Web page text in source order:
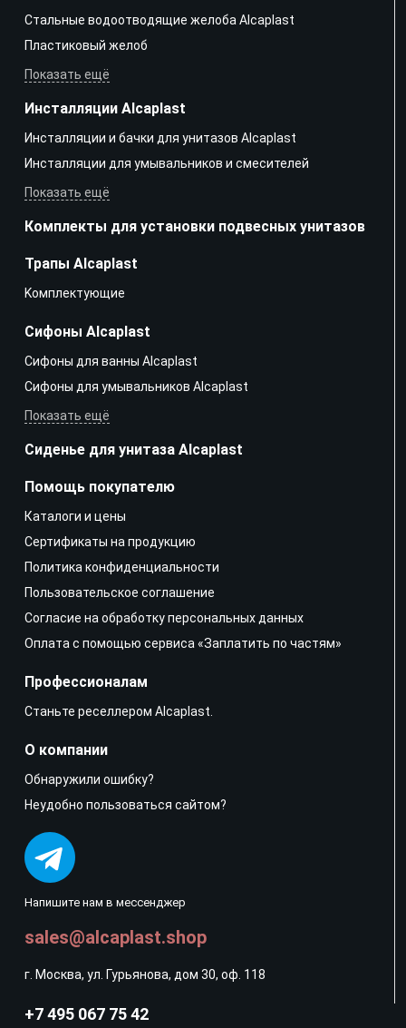
Стальные водоотводящие желоба Alcaplast
Пластиковый желоб
Показать ещё
Инсталляции Alcaplast
Инсталляции и бачки для унитазов Alcaplast
Инсталляции для умывальников и смесителей
Показать ещё
Комплекты для установки подвесных унитазов
Трапы Alcaplast
Kомплектующие
Сифоны Alcaplast
Сифоны для ванны Alcaplast
Сифоны для умывальников Alcaplast
Показать ещё
Сиденье для унитаза Alcaplast
Напишите нам в мессенджер
sales@alcaplast.shop
г. Москва, ул. Гурьянова, дом 30, оф. 118
Помощь покупателю
Каталоги и цены
Сертификаты на продукцию
Политика конфиденциальности
Пользовательское соглашение
Согласие на обработку персональных данных
Оплата с помощью сервиса «Заплатить по частям»
Профессионалам
Станьте реселлером Alcaplast.
О компании
Обнаружили ошибку?
Неудобно пользоваться сайтом?
+7 495 067 75 42